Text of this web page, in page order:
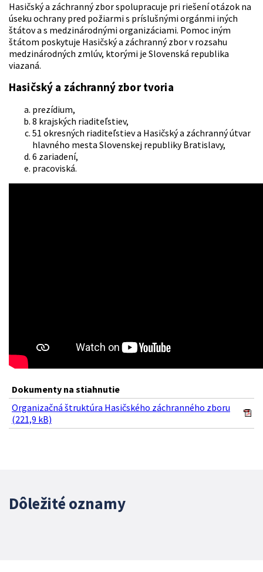
Hasičský a záchranný zbor spolupracuje pri riešení otázok na
úseku ochrany pred požiarmi s príslušnými orgánmi iných
štátov a s medzinárodnými organizáciami. Pomoc iným
štátom poskytuje Hasičský a záchranný zbor v rozsahu
medzinárodných zmlúv, ktorými je Slovenská republika
viazaná.
Hasičský a záchranný zbor tvoria
prezídium,
8 krajských riaditeľstiev,
51 okresných riaditeľstiev a Hasičský a záchranný útvar
hlavného mesta Slovenskej republiky Bratislavy,
6 zariadení,
pracoviská.
Dokumenty na stiahnutie
Organizačná štruktúra Hasičského záchranného zboru
(221,9 kB)
Dôležité oznamy